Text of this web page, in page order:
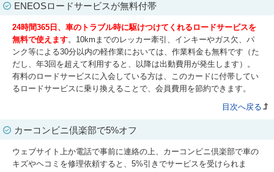
ENEOSロードサービスが無料付帯
24時間365日、車のトラブル時に駆けつけてくれるロードサービスを
無料で使えます。10kmまでのレッカー牽引、インキーやガス欠、パ
ンク等による30分以内の軽作業においては、作業料金も無料です（た
だし、年3回を超えて利用すると、以降は出動費用が発生します）。
有料のロードサービスに入会している方は、このカードに付帯してい
るロードサービスに乗り換えることで、会員費用を節約できます。
目次へ戻る
カーコンビニ倶楽部で5%オフ
ウェブサイト上か電話で事前に連絡の上、カーコンビニ倶楽部で車の
キズやヘコミを修理依頼すると、5%引きでサービスを受けられま